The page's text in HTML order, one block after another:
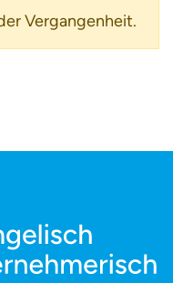
Vergangenheit.